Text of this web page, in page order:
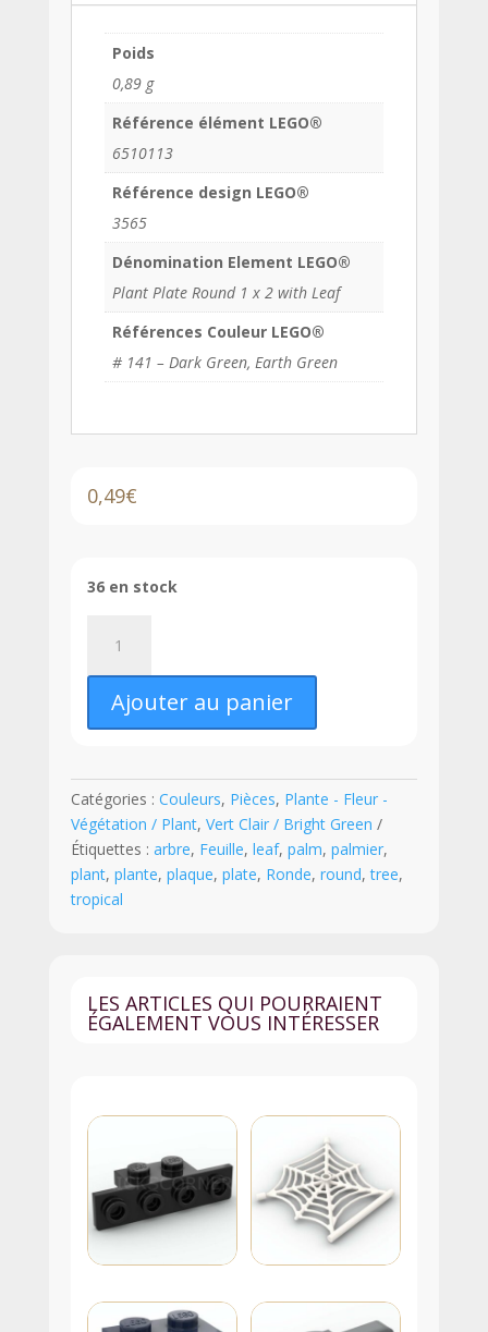
Poids
0,89 g
Référence élément LEGO®
6510113
Référence design LEGO®
3565
Dénomination Element LEGO®
Plant Plate Round 1 x 2 with Leaf
Références Couleur LEGO®
# 141 – Dark Green, Earth Green
0,49€
36 en stock
LEGO®
Plante
Plaque
1
x
2
Grande
Feuille
Arbre
-
Vert
Ajouter au panier
Catégories : Couleurs, Pièces, Plante - Fleur -
Végétation / Plant, Vert Clair / Bright Green
Étiquettes : arbre, Feuille, leaf, palm, palmier,
plant, plante, plaque, plate, Ronde, round,tree,
tropical
LES ARTICLES QUI POURRAIENT
ÉGALEMENT VOUS INTÉRESSER